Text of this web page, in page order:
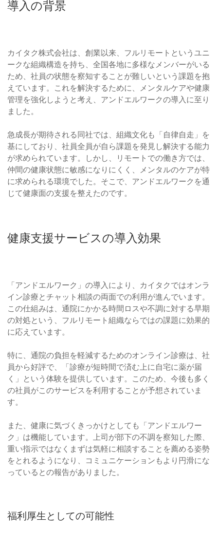
導入の背景
カイタク株式会社は、創業以来、フルリモートというユニ
ークな組織構造を持ち、全国各地に多様なメンバーがいる
ため、社員の状態を察知することが難しいという課題を抱
えています。これを解決するために、メンタルケアや健康
管理を強化しようと考え、アンドエルワークの導入に至り
ました。
急成長が期待される同社では、組織文化も「自律自走」を
基にしており、社員全員が自ら課題を発見し解決する能力
が求められています。しかし、リモートでの働き方では、
仲間の健康状態に敏感になりにくく、メンタルのケアが特
に求められる環境でした。そこで、アンドエルワークを通
じて健康面の支援を整えたのです。
健康支援サービスの導入効果
「アンドエルワーク」の導入により、カイタクではオンラ
イン診療とチャット相談の両面での利用が進んでいます。
この仕組みは、通院にかかる時間ロスや不調に対する早期
の対処という、フルリモート組織ならではの課題に効果的
に応えています。
特に、通院の負担を軽減するためのオンライン診療は、社
員から好評で、「診療が短時間で済む上に自宅に薬が届
く」という体験を提供しています。このため、今後も多く
の社員がこのサービスを利用することが予想されていま
す。
また、健康に気づくきっかけとしても「アンドエルワー
ク」は機能しています。上司が部下の不調を察知した際、
重い指示ではなくまずは気軽に相談することを薦める姿勢
をとれるようになり、コミュニケーションもより円滑にな
っているとの報告がありました。
福利厚生としての可能性